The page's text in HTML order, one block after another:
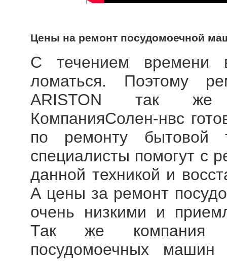
Цены на ремонт посудомоечной
С течением времени
ломаться. Поэтому
ARISTON так же
КомпанияСолен-нвс
по ремонту бытовой
специалисты помогут с
данной техникой и
А цены за ремонт
очень низкими и
Так же компания
посудомоечных